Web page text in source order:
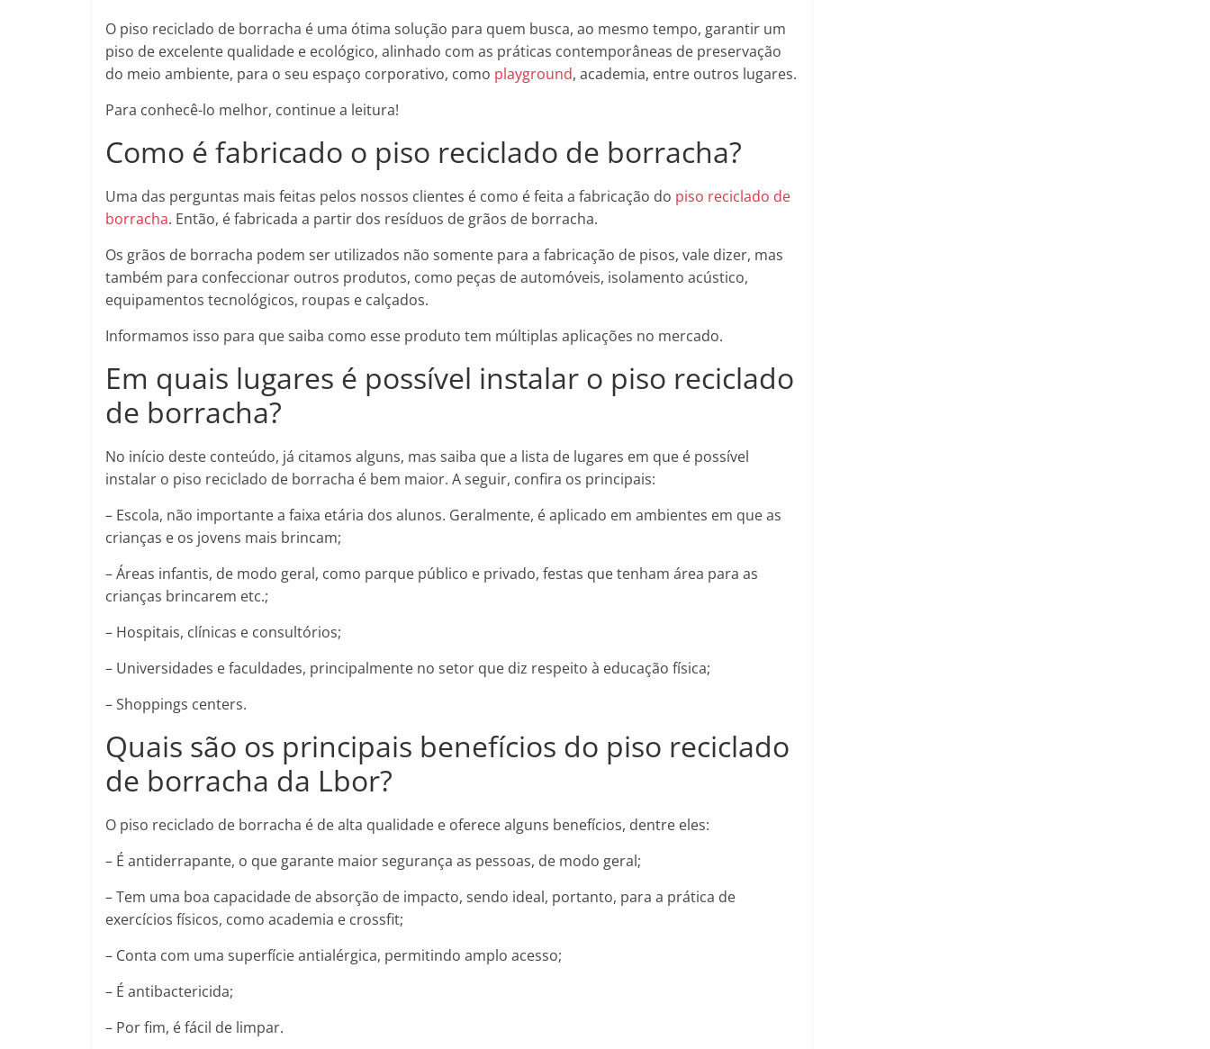
O piso reciclado de borracha é uma ótima solução para quem busca, ao mesmo tempo, garantir um
piso de excelente qualidade e ecológico, alinhado com as práticas contemporâneas de preservação
do meio ambiente, para o seu espaço corporativo, como playground, academia, entre outros lugares.
Para conhecê-lo melhor, continue a leitura!
Como é fabricado o piso reciclado de borracha?
Uma das perguntas mais feitas pelos nossos clientes é como é feita a fabricação do piso reciclado de
borracha. Então, é fabricada a partir dos resíduos de grãos de borracha.
Os grãos de borracha podem ser utilizados não somente para a fabricação de pisos, vale dizer, mas
também para confeccionar outros produtos, como peças de automóveis, isolamento acústico,
equipamentos tecnológicos, roupas e calçados.
Informamos isso para que saiba como esse produto tem múltiplas aplicações no mercado.
Em quais lugares é possível instalar o piso reciclado
de borracha?
No início deste conteúdo, já citamos alguns, mas saiba que a lista de lugares em que é possível
instalar o piso reciclado de borracha é bem maior. A seguir, confira os principais:
– Escola, não importante a faixa etária dos alunos. Geralmente, é aplicado em ambientes em que as
crianças e os jovens mais brincam;
– Áreas infantis, de modo geral, como parque público e privado, festas que tenham área para as
crianças brincarem etc.;
– Hospitais, clínicas e consultórios;
– Universidades e faculdades, principalmente no setor que diz respeito à educação física;
– Shoppings centers.
Quais são os principais benefícios do piso reciclado
de borracha da Lbor?
O piso reciclado de borracha é de alta qualidade e oferece alguns benefícios, dentre eles:
– É antiderrapante, o que garante maior segurança as pessoas, de modo geral;
– Tem uma boa capacidade de absorção de impacto, sendo ideal, portanto, para a prática de
exercícios físicos, como academia e crossfit;
– Conta com uma superfície antialérgica, permitindo amplo acesso;
– É antibactericida;
– Por fim, é fácil de limpar.